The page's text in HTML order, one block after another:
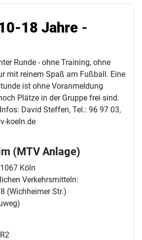
18 Jahre -
Runde - ohne Training, ohne
mit reinem Spaß am Fußball. Eine
ist ohne Voranmeldung
Plätze in der Gruppe frei sind.
David Steffen, Tel.: 96 97 03,
koeln.de
(MTV Anlage)
Köln
Verkehrsmitteln:
(Wichheimer Str.)